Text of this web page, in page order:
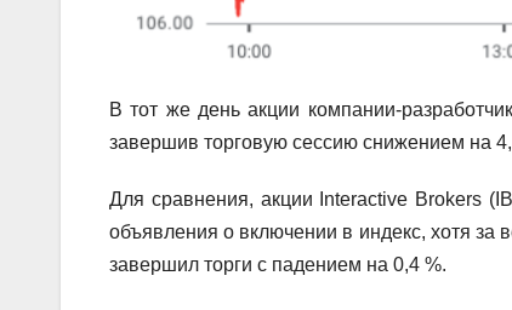
В тот же день акции компании-
завершив торговую сессию снижением на
Для сравнения, акции Interactive Brokers
объявления о включении в индекс, хотя
завершил торги с падением на 0,4 %.